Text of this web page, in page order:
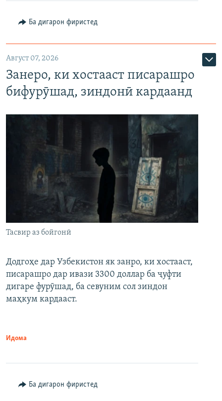
Ба дигарон фиристед
Август 07, 2026
Занеро, ки хостааст писарашро
бифурӯшад, зиндонӣ кардаанд
Тасвир аз бойгонӣ
Додгоҳе дар Узбекистон як занро, ки хостааст,
писарашро дар ивази 3300 доллар ба ҷуфти
дигаре фурӯшад, ба севуним сол зиндон
маҳкум кардааст.
Идома
Ба дигарон фиристед